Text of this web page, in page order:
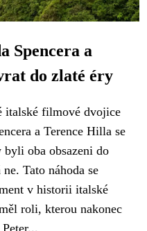
Spencera a
do zlaté éry
italské filmové dvojice
a Terence Hilla se
oba obsazeni do
Tato náhoda se
v historii italské
roli, kterou nakonec